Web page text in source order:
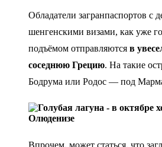
Обладатели загранпаспортов с
шенгенскими визами, как уже
подъёмом отправляются в
соседнюю Грецию. На такие
Бодрума или Родос — под
Впрочем, может статься, что